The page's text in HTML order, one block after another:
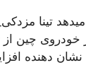
تینا